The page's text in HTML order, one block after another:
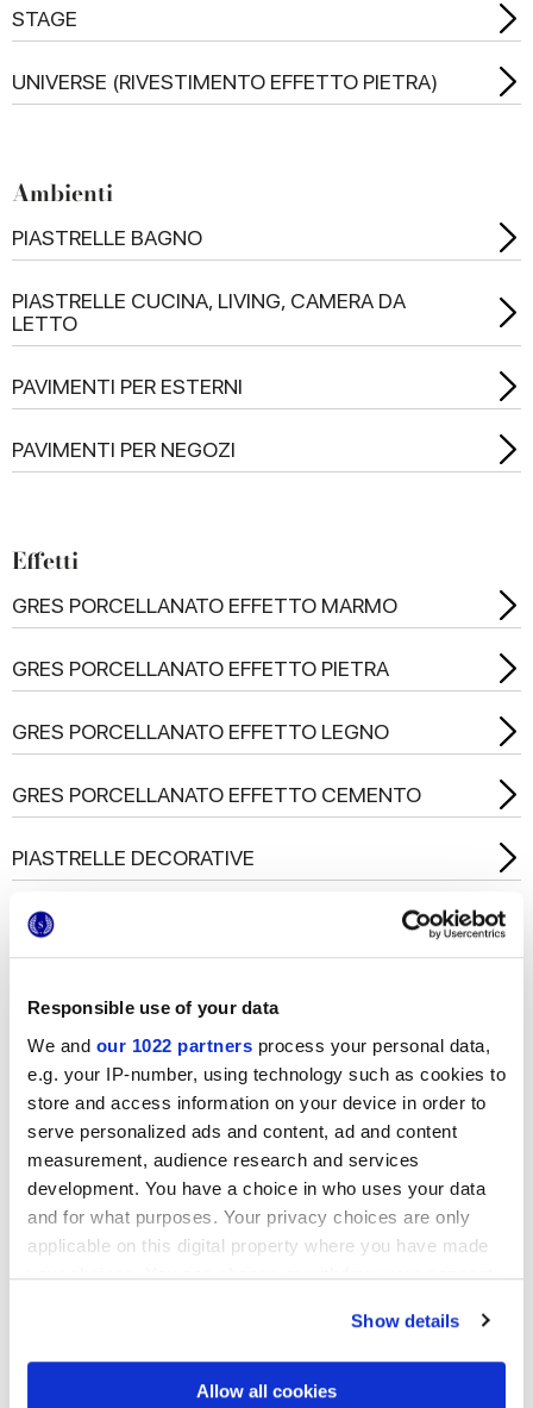
Responsible use of your data
We and our 1022 partners process your personal data,
e.g. your IP-number, using technology such as cookies to
store and access information on your device in order to
serve personalized ads and content, ad and content
measurement, audience research and services
development. You have a choice in who uses your data
and for what purposes. Your privacy choices are only
applicable on this digital property where you have made
your choices. You can change or withdraw your consent
If you allow, we would also like to:
Show details
Allow all cookies
STAGE
UNIVERSE (RIVESTIMENTO EFFETTO PIETRA)
Ambienti
PIASTRELLE BAGNO
PIASTRELLE CUCINA, LIVING, CAMERA DA
LETTO
PAVIMENTI PER ESTERNI
PAVIMENTI PER NEGOZI
Effetti
GRES PORCELLANATO EFFETTO MARMO
GRES PORCELLANATO EFFETTO PIETRA
GRES PORCELLANATO EFFETTO LEGNO
GRES PORCELLANATO EFFETTO CEMENTO
PIASTRELLE DECORATIVE
PIASTRELLE EFFETTO METALLO
MAIOLICHE
Colori
COLORE BEIGE